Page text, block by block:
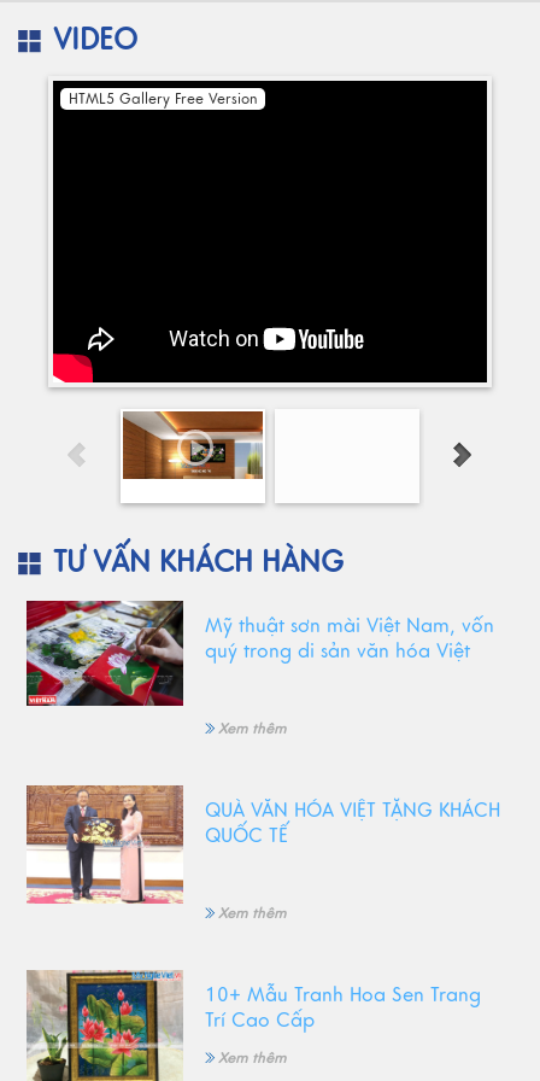
VIDEO
HTML5 Gallery Free Version
TƯ VẤN KHÁCH HÀNG
Mỹ thuật sơn mài Việt Nam, vốn
quý trong di sản văn hóa Việt
Xem thêm
QUÀ VĂN HÓA VIỆT TẶNG KHÁCH
QUỐC TẾ
Xem thêm
10+ Mẫu Tranh Hoa Sen Trang
Trí Cao Cấp
Xem thêm